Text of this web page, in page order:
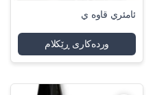
ئامئري قاوه ي
وردەکاری ڕێکلام